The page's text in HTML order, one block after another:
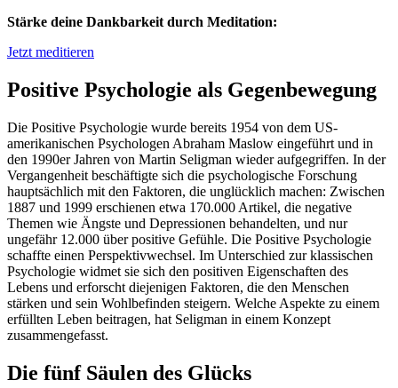
Stärke deine Dankbarkeit durch Meditation:
Jetzt meditieren
Positive Psychologie als Gegenbewegung
Die Positive Psychologie wurde bereits 1954 von dem US-
amerikanischen Psychologen Abraham Maslow eingeführt und in
den 1990er Jahren von Martin Seligman wieder aufgegriffen. In der
Vergangenheit beschäftigte sich die psychologische Forschung
hauptsächlich mit den Faktoren, die unglücklich machen: Zwischen
1887 und 1999 erschienen etwa 170.000 Artikel, die negative
Themen wie Ängste und Depressionen behandelten, und nur
ungefähr 12.000 über positive Gefühle. Die Positive Psychologie
schaffte einen Perspektivwechsel. Im Unterschied zur klassischen
Psychologie widmet sie sich den positiven Eigenschaften des
Lebens und erforscht diejenigen Faktoren, die den Menschen
stärken und sein Wohlbefinden steigern. Welche Aspekte zu einem
erfüllten Leben beitragen, hat Seligman in einem Konzept
zusammengefasst.
Die fünf Säulen des Glücks